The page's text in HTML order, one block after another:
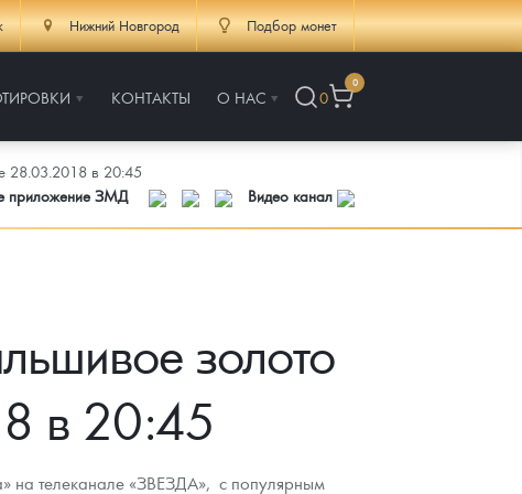
Нижний Новгород Подбор монет
КОНТАКТЫ О НАС 0
0
28.03.2018 в 20:45
приложение ЗМД
Видео канал
золото
в 20:45
на телеканале «ЗВЕЗДА», с популярным